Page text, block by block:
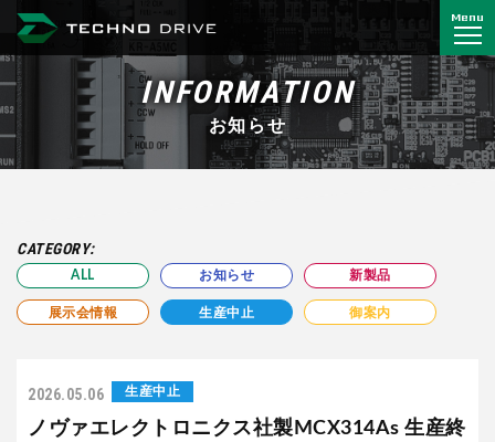
Menu
INFORMATION
お知らせ
CATEGORY:
ALL お知らせ 新製品
展示会情報 生産中止 御案内
2026.05.06 生産中止
ノヴァエレクトロニクス社製MCX314As 生産終